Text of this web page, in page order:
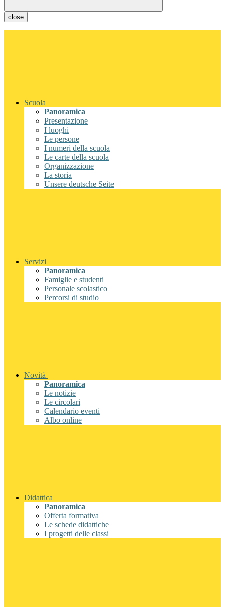
close
Scuola
Panoramica
Presentazione
I luoghi
Le persone
I numeri della scuola
Le carte della scuola
Organizzazione
La storia
Unsere deutsche Seite
Servizi
Panoramica
Famiglie e studenti
Personale scolastico
Percorsi di studio
Novità
Panoramica
Le notizie
Le circolari
Calendario eventi
Albo online
Didattica
Panoramica
Offerta formativa
Le schede didattiche
I progetti delle classi